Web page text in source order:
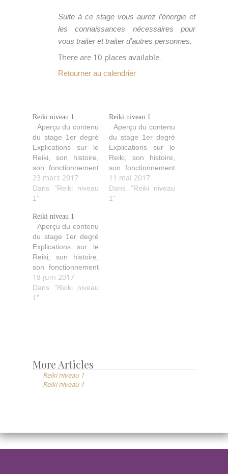
Suite à ce stage vous aurez l’énergie et
les connaissances nécessaires pour
vous traiter et traiter d’autres personnes.
There are 10 places available.
Retourner au calendrier
Reiki niveau 1
Aperçu du contenu
du stage 1er degré
Explications sur le
Reiki, son histoire,
son fonctionnement
(comment il agit,
purifie, aide…). Les
quatre initiations
explications ainsi
que les idéaux
Reiki. Les diverses
techniques de soin
avec les positions
des mains pour soi
et les autres.
Echanges de
traitements…
23 mars 2017
Dans "Reiki niveau
1"
Reiki niveau 1
Aperçu du contenu
du stage 1er degré
Explications sur le
Reiki, son histoire,
son fonctionnement
(comment il agit,
purifie, aide…). Les
quatre initiations
11 mai 2017
Dans "Reiki niveau
1"
Reiki niveau 1
Aperçu du contenu
du stage 1er degré
Explications sur le
Reiki, son histoire,
son fonctionnement
(comment il agit,
purifie, aide…). Les
quatre initiations
avec les positions
des mains pour soi
et les autres.
Echanges de
18 juin 2017
Dans "Reiki niveau
1"
Post
navigation
More Articles
Reiki niveau 1
Reiki niveau 1